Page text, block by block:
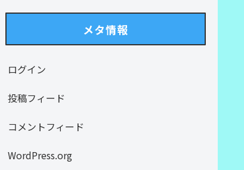
メタ情報
ログイン
投稿フィード
コメントフィード
WordPress.org